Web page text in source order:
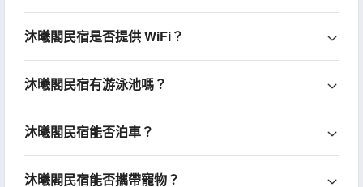
沐曦閣民宿是否提供 WiFi？
沐曦閣民宿有游泳池嗎？
沐曦閣民宿能否泊車？
沐曦閣民宿能否攜帶寵物？